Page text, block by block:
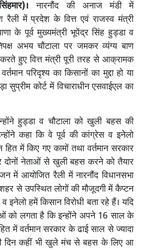
नारनौंद की अनाज मंडी में
रैली में प्रदेश के वित्त एवं राजस्व मंत्री
के पूर्व मुख्यमंत्री भूपेंद्र सिंह हुड्डा व
अभय चौटाला पर जमकर व्यंग्य बाण
हुए वित्त मंत्री पूरी तरह से आक्रामक
परिदृश्य का किसानों का मुद्दा हो या
सुप्रीम कोर्ट में विचाराधीन एसवाईएल का
हुड्डा व चौटाला को खुली बहस की
कहा कि वे पूर्व की कांग्रेस व इनेलो
में किए गए कामों तथा वर्तमान सरकार
दोनों नेताओं से खुली बहस करने को तैयार
में आयोजित रैली में नारनौंद विधानसभा
शहर से उपस्थित लोगों की मौजूदगी में कैप्टन
हमें किसान विरोधी बता रहे हैं। यदि
को लगता है कि इन्होंने अपने 16 साल के
में वर्तमान सरकार के ढाई साल से ज्यादा
दिन कहीं भी खुले मंच से बहस के लिए आ